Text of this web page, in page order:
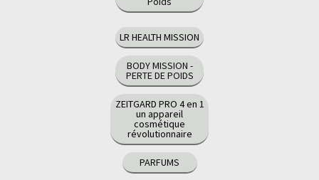
LR HEALTH MISSION
BODY MISSION -
PERTE DE POIDS
ZEITGARD PRO 4 en 1
un appareil
cosmétique
révolutionnaire
PARFUMS